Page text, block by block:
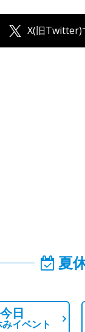
X(旧Twitter)
夏
今日
イベント